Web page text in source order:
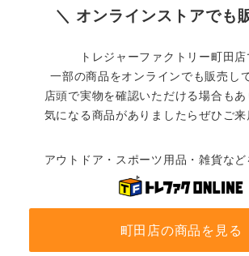
＼ オンラインストアでも
トレジャーファクトリー町田店
一部の商品をオンラインでも販売し
店頭で実物を確認いただける場合もあ
気になる商品がありましたらぜひご来
アウトドア・スポーツ用品・雑貨など
町田店の商品を見る